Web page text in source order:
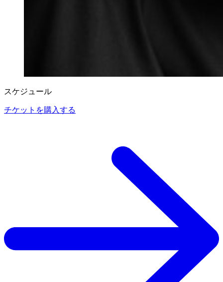
スケジュール
チケットを購入する